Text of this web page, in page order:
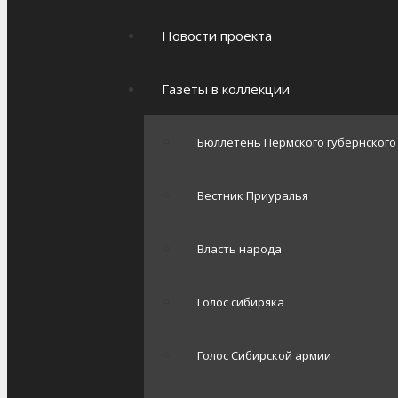
Новости проекта
Газеты в коллекции
Бюллетень Пермского
Вестник Приуралья
Власть народа
Голос сибиряка
Голос Сибирской армии